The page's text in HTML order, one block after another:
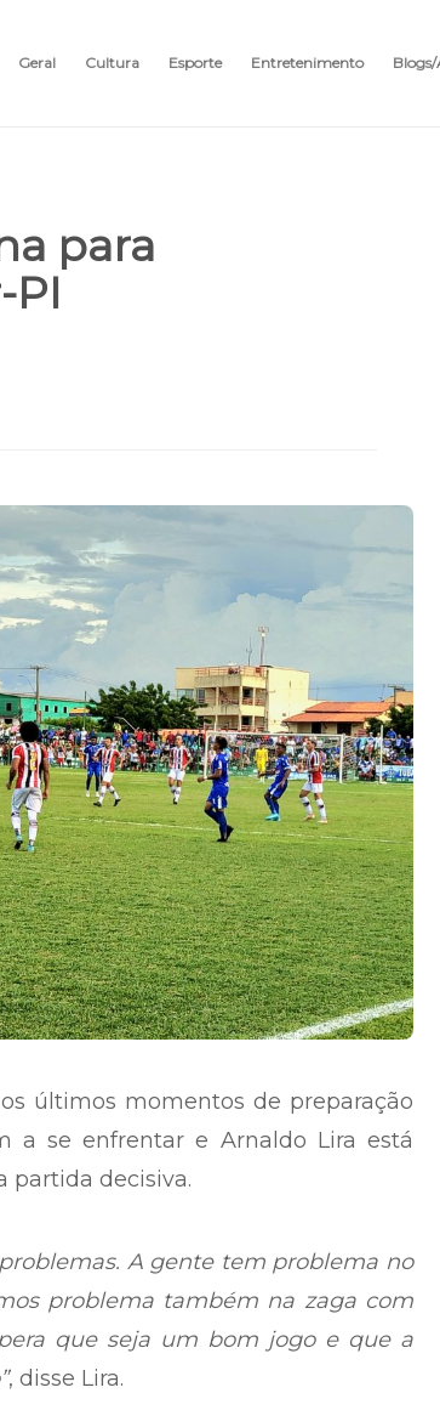
Geral Cultura Esporte Entretenimento
para
PI
últimos momentos de preparação
a se enfrentar e Arnaldo Lira está
partida decisiva.
A gente tem problema no
problema também na zaga com
que seja um bom jogo e que a
, disse Lira.